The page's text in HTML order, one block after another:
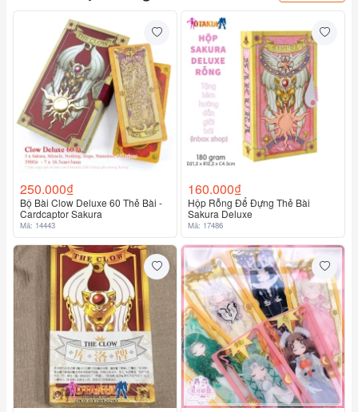
250.000₫
Bộ Bài Clow Deluxe 60 Thẻ Bài -
Cardcaptor Sakura
Mã: 14443
160.000₫
Hộp Rỗng Để Đựng Thẻ Bài
Sakura Deluxe
Mã: 17486